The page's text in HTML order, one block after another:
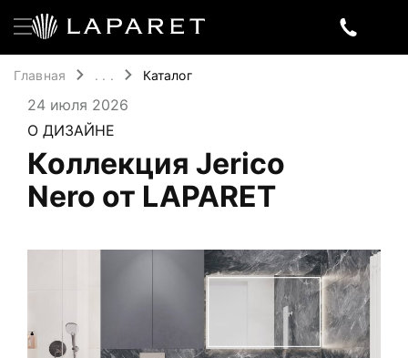
Главная . . . Каталог
24 июля 2026
О ДИЗАЙНЕ
Коллекция Jerico
Nero от LAPARET